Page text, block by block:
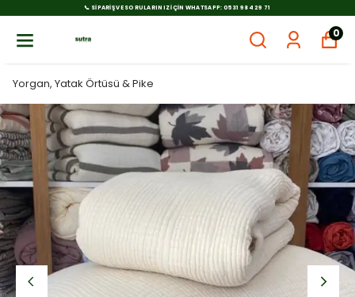
📞 SIPARIŞ VE SORULARINIZ İÇIN WHATSAPP: 0531 984 29 71
0
Yorgan, Yatak Örtüsü & Pike